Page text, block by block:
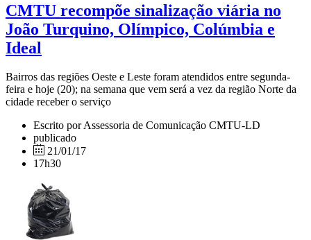
CMTU recompõe sinalização viária no
João Turquino, Olímpico, Colúmbia e
Ideal
Bairros das regiões Oeste e Leste foram atendidos entre segunda-
feira e hoje (20); na semana que vem será a vez da região Norte da
cidade receber o serviço
Escrito por Assessoria de Comunicação CMTU-LD
publicado
21/01/17
17h30